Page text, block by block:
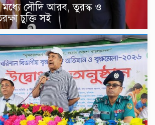
মধ্যে সৌদি আরব, তুরস্ক ও
চুক্তি সই